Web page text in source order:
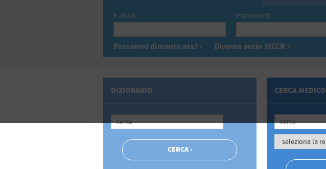
E-mail Password
Password dimenticata? › Diventa socio SICCR ›
DIZIONARIO CERCA MEDICO